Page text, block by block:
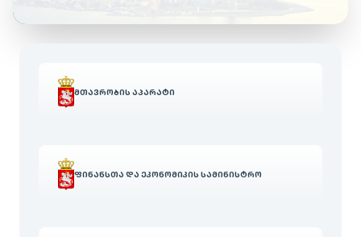
ᲛᲗᲐᲕᲠᲝᲑᲘᲡ ᲐᲞᲐᲠᲐᲢᲘ
ᲤᲘᲜᲐᲜᲡᲗᲐ ᲓᲐ ᲔᲙᲝᲜᲝᲛᲘᲙᲘᲡ ᲡᲐᲛᲘᲜᲘᲡᲢᲠᲝ